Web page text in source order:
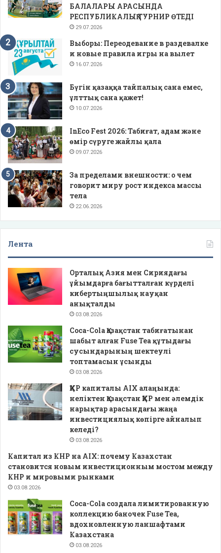
БАЛАЛАРЫ АРАСЫНДА
РЕСПУБЛИКАЛЫҚ ТУРНИР ӨТЕДІ
29.07.2026
Выборы: Переодевание в раздевалке
и новые правила игры на вылет
16.07.2026
Бүгін қазаққа тайпалық сана емес,
ұлттық сана қажет!
10.07.2026
InEco Fest 2026: Табиғат, адам және
өмір сүруге жайлы қала
09.07.2026
За пределами внешности: о чем
говорит миру рост индекса массы
тела
22.06.2026
Лента
Орталық Азия мен Сириядағы
ұйымдарға бағытталған күрделі
кибертыңшылық науқан
анықталды
03.08.2026
Coca-Cola Қазақстан табиғатынан
шабыт алған Fuse Tea құтыдағы
сусындарының шектеулі
топтамасын ұсынды
03.08.2026
ҚХР капиталы AIX алаңында:
неліктен Қазақстан ҚХР мен әлемдік
нарықтар арасындағы жаңа
инвестициялық көпірге айналып
келеді?
03.08.2026
Капитал из КНР на AIX: почему Казахстан
становится новым инвестиционным мостом между
КНР и мировыми рынками
03.08.2026
Coca-Cola создала лимитированную
коллекцию баночек Fuse Tea,
вдохновленную ланшафтами
Казахстана
03.08.2026